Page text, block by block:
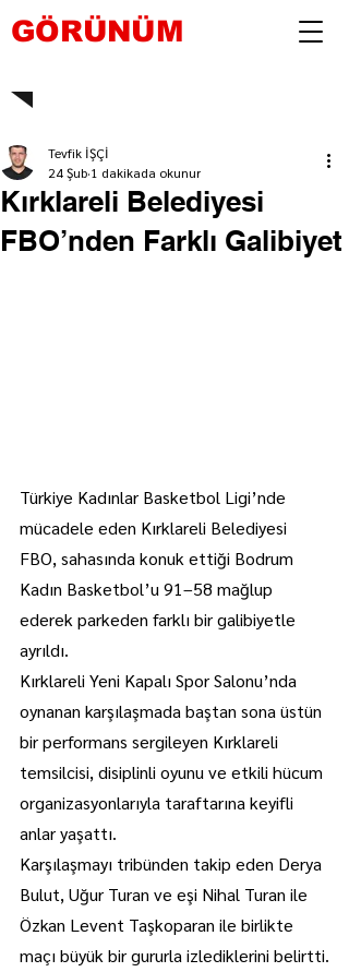
GÖRÜNÜM
Kırklareli Belediyesi
FBO’nden Farklı Galibiyet
Tevfik İŞÇİ
24 Şub 1 dakikada okunur
Türkiye Kadınlar Basketbol Ligi’nde
mücadele eden Kırklareli Belediyesi
FBO, sahasında konuk ettiği Bodrum
Kadın Basketbol’u 91–58 mağlup
ederek parkeden farklı bir galibiyetle
ayrıldı.
Kırklareli Yeni Kapalı Spor Salonu’nda
oynanan karşılaşmada baştan sona üstün
bir performans sergileyen Kırklareli
temsilcisi, disiplinli oyunu ve etkili hücum
organizasyonlarıyla taraftarına keyifli
anlar yaşattı.
Karşılaşmayı tribünden takip eden Derya
Bulut, Uğur Turan ve eşi Nihal Turan ile
Özkan Levent Taşkoparan ile birlikte
maçı büyük bir gururla izlediklerini belirtti.